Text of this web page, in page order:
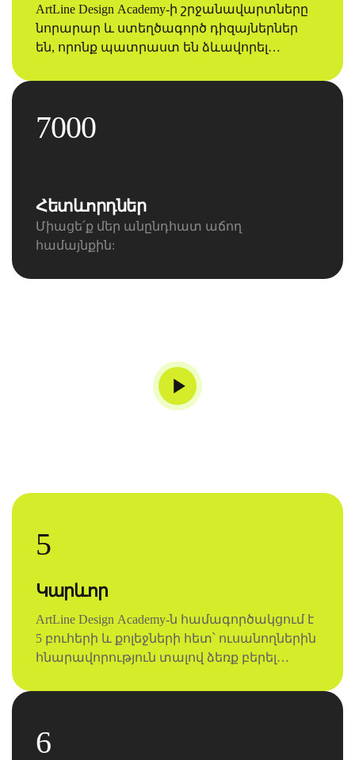
ArtLine Design Academy-ի շրջանավարտները
նորարար և ստեղծագործ դիզայներներ
են, որոնք պատրաստ են ձևավորել
միջավայրեր։
7000
Հետևորդներ
Միացե՛ք մեր անընդհատ աճող
համայնքին:
5
Կարևոր
ArtLine Design Academy-ն համագործակցում է
5 բուհերի և քոլեջների հետ՝ ուսանողներին
հնարավորություն տալով ձեռք բերել
իրենց ստեղծագործական
6